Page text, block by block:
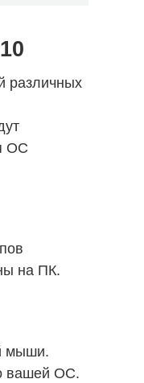
различных
ОС
на ПК.
мыши.
вашей ОС.